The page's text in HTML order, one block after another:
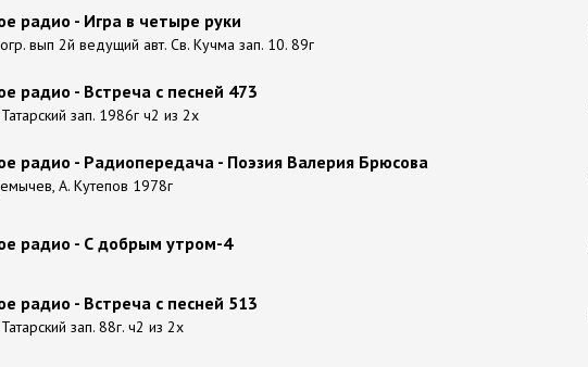
радио - Игра в четыре руки
вып 2й ведущий авт. Св. Кучма зап. 10. 89г
радио - Встреча с песней 473
зап. 1986г ч2 из 2х
радио - Радиопередача - Поэзия Валерия Брюсова
А. Кутепов 1978г
радио - С добрым утром-4
радио - Встреча с песней 513
зап. 88г. ч2 из 2х